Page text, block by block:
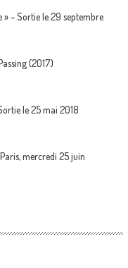
» – Sortie le 29 septembre
(2017)
le 25 mai 2018
mercredi 25 juin